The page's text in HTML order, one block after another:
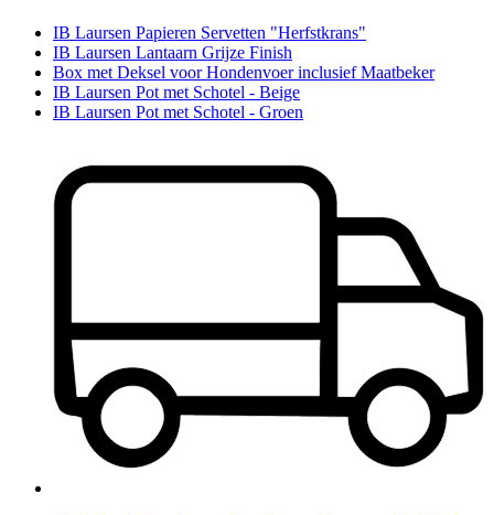
IB Laursen Papieren Servetten "Herfstkrans"
IB Laursen Lantaarn Grijze Finish
Box met Deksel voor Hondenvoer inclusief Maatbeker
IB Laursen Pot met Schotel - Beige
IB Laursen Pot met Schotel - Groen